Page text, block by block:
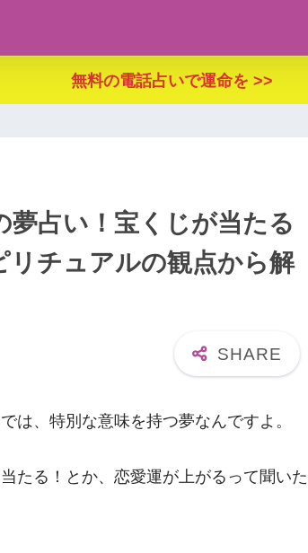
無料の電話占いで運命を >>
夢占い！宝くじが当たる
リチュアルの観点から解
は、特別な意味を持つ夢なんですよ。
たる！とか、恋愛運が上がるって聞いた